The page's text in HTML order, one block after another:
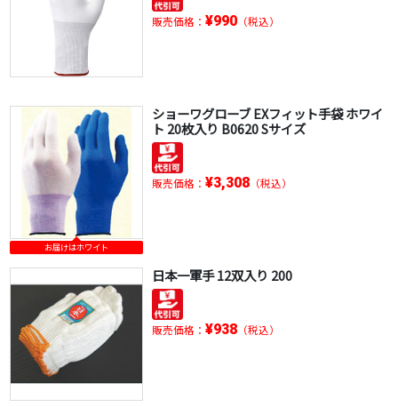
販売価格： ¥990（税込）
お届けはホワイト
ショーワグローブ EXフィット手袋 ホワイ
ト 20枚入り B0620 Sサイズ
販売価格： ¥3,308（税込）
日本一軍手 12双入り 200
販売価格： ¥938（税込）